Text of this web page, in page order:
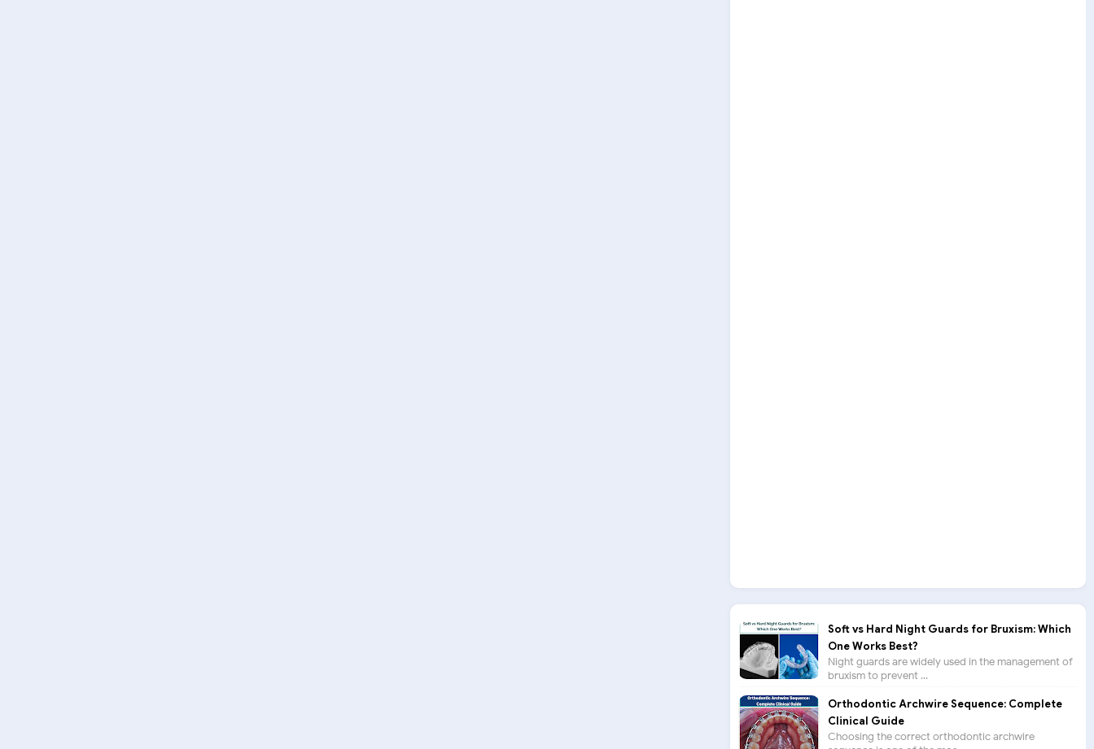
Soft vs Hard Night Guards for Bruxism: Which
One Works Best?
Night guards are widely used in the management of
bruxism to prevent ...
Orthodontic Archwire Sequence: Complete
Clinical Guide
Choosing the correct orthodontic archwire